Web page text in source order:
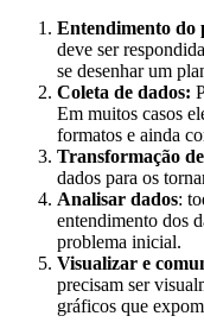
Entendimento do
deve ser
se desenhar um
Coleta de dados:
Em muitos casos
formatos e ainda
Transformação
dados para os
Analisar dados:
entendimento dos
problema inicial.
Visualizar e
precisam ser
gráficos que